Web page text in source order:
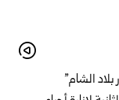
الشام”